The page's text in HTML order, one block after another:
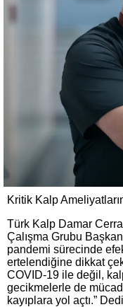
Kritik Kalp
Türk Kalp Damar
Çalışma Grubu
pandemi sürecinde
ertelendiğine dikkat
COVID-19 ile değil,
gecikmelerle de
kayıplara yol açtı.”